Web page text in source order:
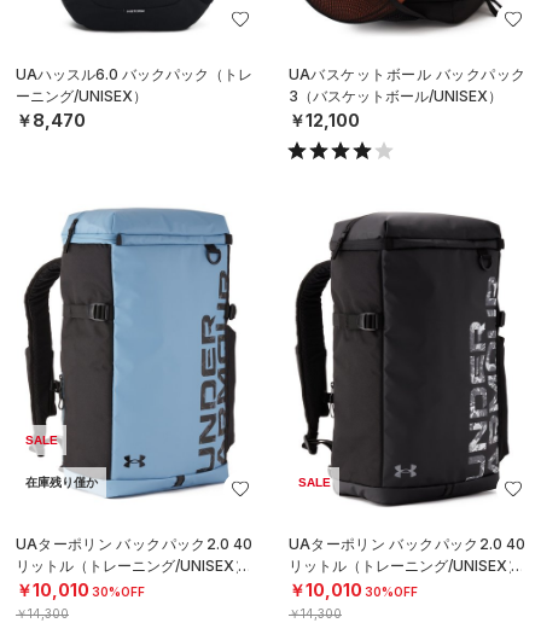
UAハッスル6.0 バックパック（トレ
ーニング/UNISEX）
￥8,470
UAバスケットボール バックパック
3（バスケットボール/UNISEX）
￥12,100
SALE
在庫残り僅か
UAターポリン バックパック2.0 40
リットル（トレーニング/UNISEX）
￥10,010 30%OFF
￥14,300
SALE
UAターポリン バックパック2.0 40
リットル（トレーニング/UNISEX）
￥10,010 30%OFF
￥14,300